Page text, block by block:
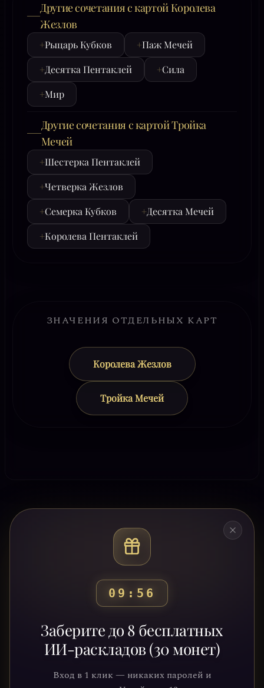
Другие сочетания с картой Королева
Жезлов
+Рыцарь Кубков +Паж Мечей
+Десятка Пентаклей +Сила
+Мир
Другие сочетания с картой Тройка
Мечей
+Шестерка Пентаклей
+Четверка Жезлов
+Семерка Кубков +Десятка Мечей
+Королева Пентаклей
ЗНАЧЕНИЯ ОТДЕЛЬНЫХ КАРТ
Королева Жезлов
Тройка Мечей
09:53
Заберите до 8 бесплатных
ИИ-раскладов (30 монет)
Вход в 1 клик — никаких паролей и
Готовы узнать свой
путь?
Присоединяйтесь к тысячам людей,